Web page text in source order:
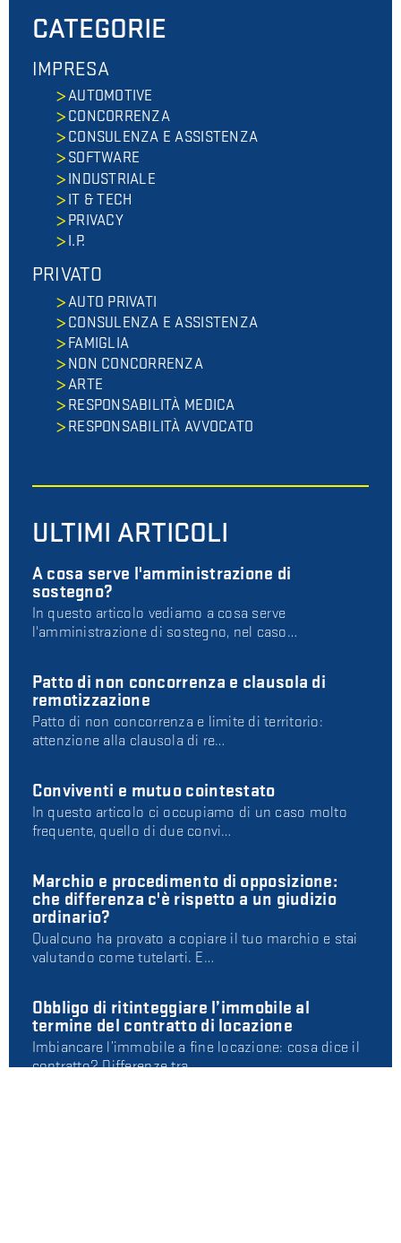
CATEGORIE
IMPRESA
AUTOMOTIVE
CONCORRENZA
CONSULENZA E ASSISTENZA
SOFTWARE
INDUSTRIALE
IT & TECH
PRIVACY
I.P.
PRIVATO
AUTO PRIVATI
CONSULENZA E ASSISTENZA
FAMIGLIA
NON CONCORRENZA
ARTE
RESPONSABILITÀ MEDICA
RESPONSABILITÀ AVVOCATO
ULTIMI ARTICOLI
A cosa serve l'amministrazione di
sostegno?
In questo articolo vediamo a cosa serve
l'amministrazione di sostegno, nel caso…
Patto di non concorrenza e clausola di
remotizzazione
Patto di non concorrenza e limite di territorio:
attenzione alla clausola di re…
Conviventi e mutuo cointestato
In questo articolo ci occupiamo di un caso molto
frequente, quello di due convi…
Marchio e procedimento di opposizione:
che differenza c'è rispetto a un giudizio
ordinario?
Qualcuno ha provato a copiare il tuo marchio e stai
valutando come tutelarti. E…
Obbligo di ritinteggiare l’immobile al
termine del contratto di locazione
Imbiancare l’immobile a fine locazione: cosa dice il
contratto? Differenze tra …